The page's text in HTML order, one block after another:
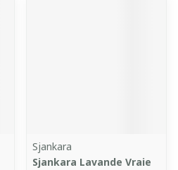
Sjankara
Sjankara Lavande Vraie